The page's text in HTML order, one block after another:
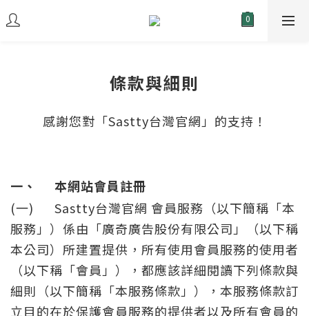
條款與細則
感謝您對「Sastty台灣官網」的支持！
一、
本網站會員註冊
(一)
Sastty台灣官網 會員服務（以下簡稱「本
服務」）係由「廣奇廣告股份有限公司」（以下稱
本公司）所建置提供，所有使用會員服務的使用者
（以下稱「會員」），都應該詳細閱讀下列條款與
細則（以下簡稱「本服務條款」），本服務條款訂
立目的在於保護會員服務的提供者以及所有會員的